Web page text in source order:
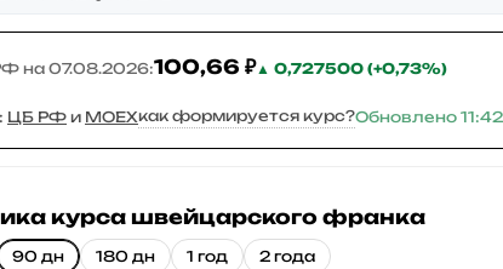
на 07.08.2026:100,66 ₽▲ 0,727500 (+0,73%)
ЦБ РФ и MOEXкак формируется курс?Обновлено 11:42
курса швейцарского франка
90 дн 180 дн 1 год 2 года